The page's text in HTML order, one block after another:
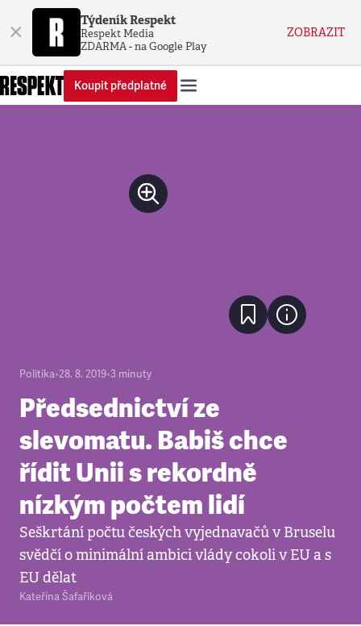
× Týdeník Respekt
Respekt Media
ZDARMA - na Google Play
ZOBRAZIT
Koupit předplatné
Politika•28. 8. 2019•3 minuty
Předsednictví ze
slevomatu. Babiš chce
řídit Unii s rekordně
nízkým počtem lidí
Seškrtání počtu českých vyjednavačů v Bruselu
svědčí o minimální ambici vlády cokoli v EU a s
EU dělat
Kateřina Šafaříková